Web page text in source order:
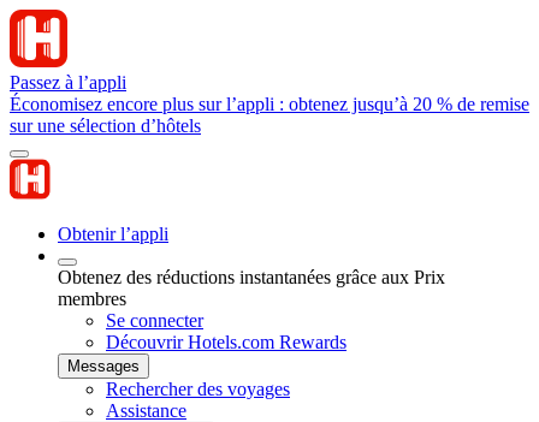
Passez à l’appli
Économisez encore plus sur l’appli : obtenez jusqu’à 20 % de remise
sur une sélection d’hôtels
Obtenir l’appli
Obtenez des réductions instantanées grâce aux Prix
membres
Se connecter
Découvrir Hotels.com Rewards
Messages
Rechercher des voyages
Assistance